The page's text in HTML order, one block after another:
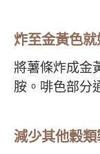
炸至金黃色
將薯條炸成金
胺。啡色部分
減少其他穀